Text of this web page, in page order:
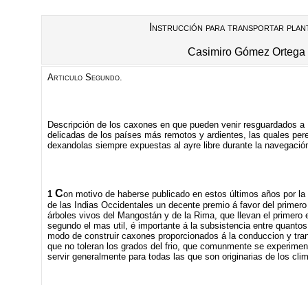
Instrucción para transportar
Casimiro Gómez Ortega
Articulo Segundo.
Descripción de los caxones en que pueden venir resguardados
delicadas de los países más remotos y ardientes, las quales
dexandolas siempre expuestas al ayre libre durante la
1 Con motivo de haberse publicado en estos últimos años por
de las Indias Occidentales un decente premio á favor del
árboles vivos del Mangostán y de la Rima, que llevan el primero
segundo el mas util, é importante á la subsistencia entre
modo de construir caxones proporcionados á la conduccion y
que no toleran los grados del frio, que comunmente se
servir generalmente para todas las que son originarias de los